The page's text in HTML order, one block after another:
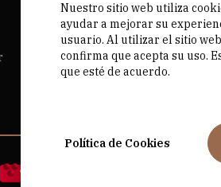
Nuestro sitio web utiliza
ayudar a mejorar su
usuario. Al utilizar el sitio
confirma que acepta su uso.
que esté de acuerdo.
Política de Cookies